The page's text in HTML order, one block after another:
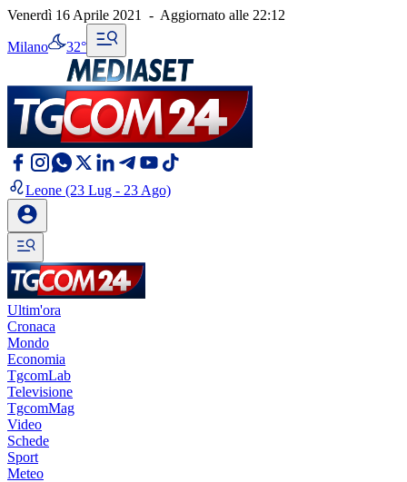
Venerdì 16 Aprile 2021 - Aggiornato alle 22:12
Milano 32°
Leone (23 Lug - 23 Ago)
Ultim'ora
Cronaca
Mondo
Economia
TgcomLab
Televisione
TgcomMag
Video
Schede
Sport
Meteo